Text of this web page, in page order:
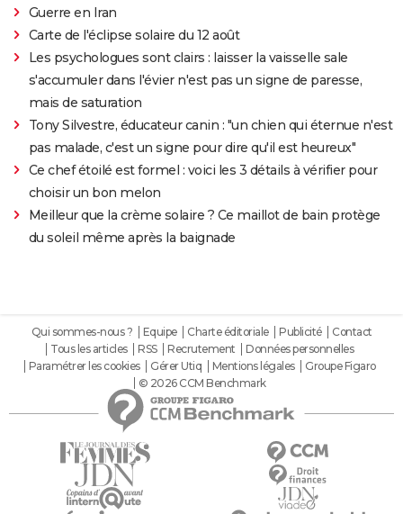
Guerre en Iran
Carte de l'éclipse solaire du 12 août
Les psychologues sont clairs : laisser la vaisselle sale
s'accumuler dans l'évier n'est pas un signe de paresse,
mais de saturation
Tony Silvestre, éducateur canin : "un chien qui éternue n'est
pas malade, c'est un signe pour dire qu'il est heureux"
Ce chef étoilé est formel : voici les 3 détails à vérifier pour
choisir un bon melon
Meilleur que la crème solaire ? Ce maillot de bain protège
du soleil même après la baignade
Qui sommes-nous ? Equipe Charte éditoriale Publicité
Contact
Tous les articles
RSS Recrutement
Données personnelles
Paramétrer les cookies
Gérer Utiq Mentions légales
Groupe Figaro
© 2026 CCM Benchmark